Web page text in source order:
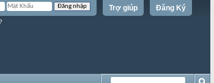
Đăng Ký
Trợ giúp